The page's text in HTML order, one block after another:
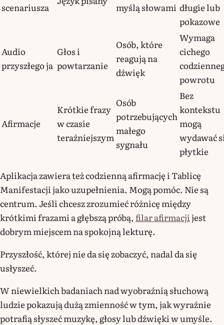
scenariusza
myślą słowami długie lub
pokazowe
Audio
przyszłego ja
Głos i
powtarzanie
Osób, które
reagują na
dźwięk
Wymaga
cichego
powrotu
Afirmacje
Krótkie frazy
w czasie
teraźniejszym
Osób
potrzebujących
małego
sygnału
Bez
kontekstu
mogą
wydawać
płytkie
Aplikacja zawiera też codzienną afirmację i Tablicę
Manifestacji jako uzupełnienia. Mogą pomóc. Nie są
centrum. Jeśli chcesz zrozumieć różnicę między
krótkimi frazami a głębszą próbą, filar afirmacji jest
dobrym miejscem na spokojną lekturę.
Przyszłość, której nie da się zobaczyć, nadal da się
usłyszeć.
W niewielkich badaniach nad wyobraźnią słuchową
ludzie pokazują dużą zmienność w tym, jak wyraźnie
potrafią słyszeć muzykę, głosy lub dźwięki w umyśle.